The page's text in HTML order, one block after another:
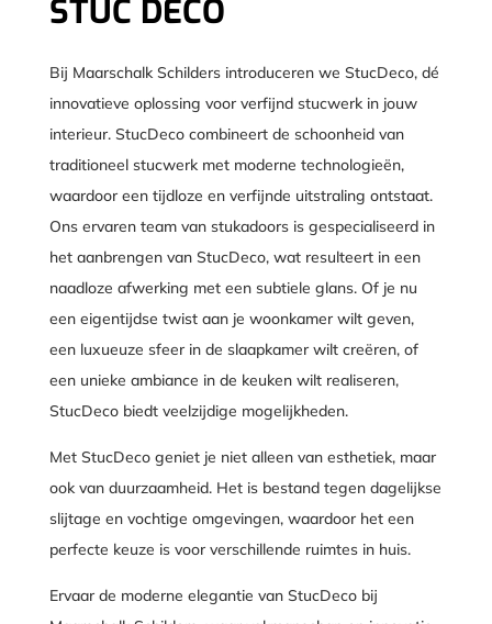
STUC DECO
Bij Maarschalk Schilders introduceren we StucDeco, dé
innovatieve oplossing voor verfijnd stucwerk in jouw
interieur. StucDeco combineert de schoonheid van
traditioneel stucwerk met moderne technologieën,
waardoor een tijdloze en verfijnde uitstraling ontstaat.
Ons ervaren team van stukadoors is gespecialiseerd in
het aanbrengen van StucDeco, wat resulteert in een
naadloze afwerking met een subtiele glans. Of je nu
een eigentijdse twist aan je woonkamer wilt geven,
een luxueuze sfeer in de slaapkamer wilt creëren, of
een unieke ambiance in de keuken wilt realiseren,
StucDeco biedt veelzijdige mogelijkheden.
Met StucDeco geniet je niet alleen van esthetiek, maar
ook van duurzaamheid. Het is bestand tegen dagelijkse
slijtage en vochtige omgevingen, waardoor het een
perfecte keuze is voor verschillende ruimtes in huis.
Ervaar de moderne elegantie van StucDeco bij